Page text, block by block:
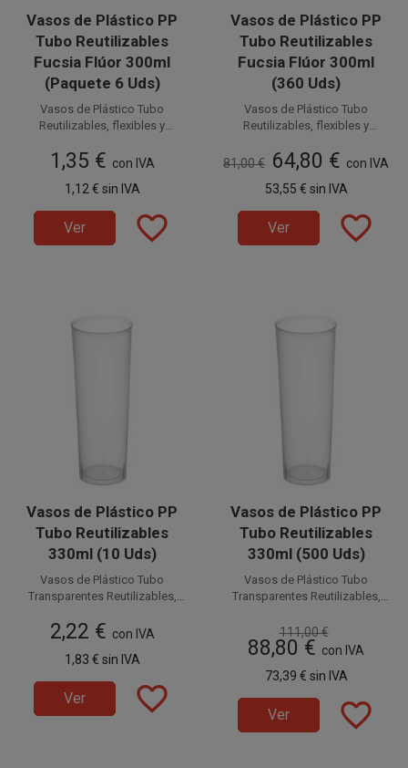
Vasos de Plástico PP
Tubo Reutilizables
Fucsia Flúor 300ml
(Paquete 6 Uds)
Vasos de Plástico Tubo
Reutilizables, flexibles y
color Fucsia Flúor con
Vasos Reutilizables de Plástico
inyectado son ideales para
cubatas, cervezas,
combinados, etc.
paquetes de 6 unidades.
1,35 € con IVA
1,12 € sin IVA
Ver favorite_border
Vasos de Plástico PP
Tubo Reutilizables
Fucsia Flúor 300ml
(360 Uds)
Vasos de Plástico Tubo
Reutilizables, flexibles y
color Fucsia Flúor con
capacidad para 300 cc. Estos
inyectado son ideales para
cubatas, cervezas,
combinados, etc.
de 360 unidades, distribuidas
en 60 paquetes de 6 unidades.
81,00 € 64,80 € con IVA
53,55 € sin IVA
Ver favorite_border
Vasos de Plástico PP
Tubo Reutilizables
330ml (10 Uds)
Vasos de Plástico Tubo
Transparentes Reutilizables,
con capacidad para 330 cc.
Plástico inyectado son ideales
para cubatas, cervezas,
combinados, etc.
paquetes de 10 unidades.
2,22 € con IVA
1,83 € sin IVA
Ver favorite_border
Vasos de Plástico PP
Tubo Reutilizables
330ml (500 Uds)
Vasos de Plástico Tubo
Transparentes Reutilizables,
con capacidad para 330 cc.
Estos Vasos Reutilizables de
Plástico son ideales para
combinados, etc.
Disponible a la venta en cajas
en 50 paquetes de 10 unidades.
111,00 €
88,80 € con IVA
73,39 € sin IVA
Ver favorite_border